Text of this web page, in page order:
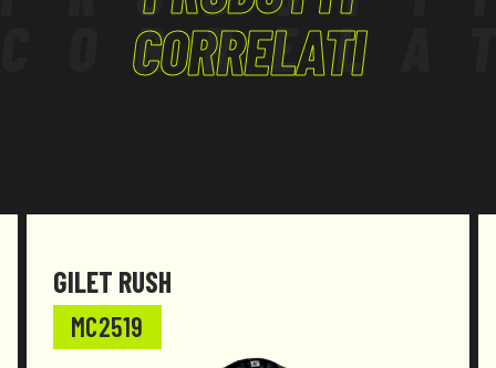
CORRELATI
GILET RUSH
MC2519